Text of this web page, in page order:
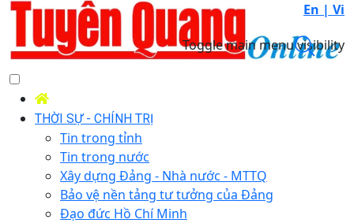
En | Vi
Toggle main menu visibility
THỜI SỰ - CHÍNH TRỊ
Tin trong tỉnh
Tin trong nước
Xây dựng Đảng - Nhà nước - MTTQ
Bảo vệ nền tảng tư tưởng của Đảng
Đạo đức Hồ Chí Minh